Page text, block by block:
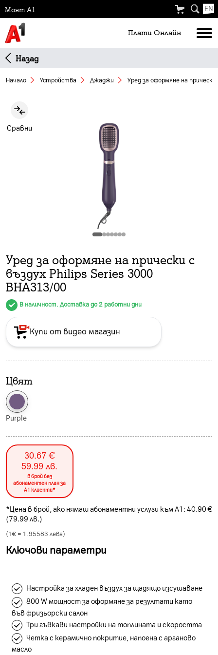
Моят А1 EN
Плати Oнлайн
Назад
Начало Устройства Джаджи Уред за оформяне на
Сравни
Уред за оформяне на прически с
въздух Philips Series 3000
BHA313/00
В наличност. Доставка до 2 работни дни
Купи от видео магазин
Цвят
Purple
30.67 €
59.99 лв.
в брой без
абонаментен план за
А1 клиенти*
*Цена в брой, ако нямаш абонаментни услуги към А1: 40.90 €
(79.99 лв.)
(1€ = 1.95583 лева)
Ключови параметри
Настройка за хладен въздух за щадящо изсушаване
800 W мощност за оформяне за резултати като
във фризьорски салон
Три гъвкави настройки на топлината и скоростта
Четка с керамично покритие, напоена с арганово
масло